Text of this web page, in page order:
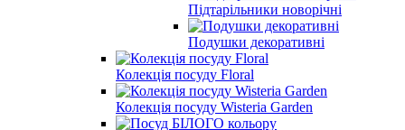
Підтарільники новорічні
Подушки декоративні
Колекція посуду Floral
Колекція посуду Wisteria Garden